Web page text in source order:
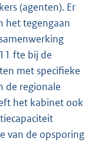
(agenten). Er
het tegengaan
fte bij de
met specifieke
de regionale
het kabinet ook
van de opsporing